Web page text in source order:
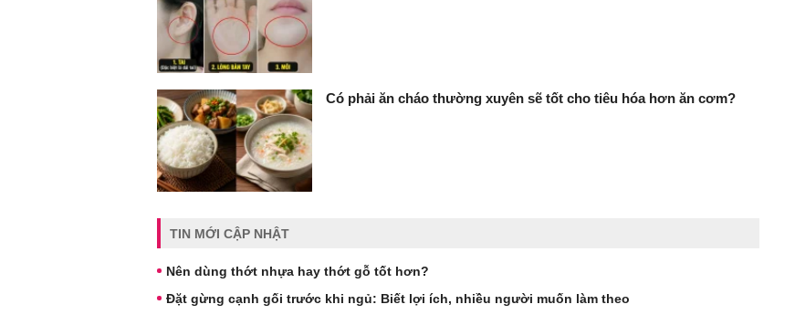
Có phải ăn cháo thường xuyên sẽ tốt cho tiêu hóa hơn ăn cơm?
TIN MỚI CẬP NHẬT
Nên dùng thớt nhựa hay thớt gỗ tốt hơn?
Đặt gừng cạnh gối trước khi ngủ: Biết lợi ích, nhiều người muốn làm theo